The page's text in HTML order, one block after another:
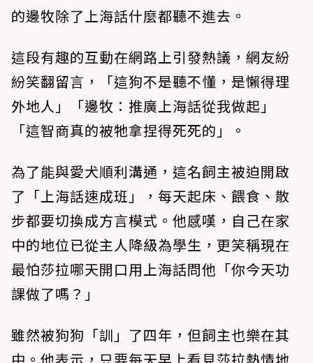
的邊牧除了上海話什麼都聽不進去。
這段有趣的互動在網路上引發熱議，網友紛
紛笑翻留言，「這狗不是聽不懂，是懶得理
外地人」「邊牧：推廣上海話從我做起」
「這智商真的被牠拿捏得死死的」。
為了能與愛犬順利溝通，這名飼主被迫開啟
了「上海話速成班」，每天起床、餵食、散
步都要切換成方言模式。他感嘆，自己在家
中的地位已從主人降級為學生，更笑稱現在
最怕莎拉哪天開口用上海話問他「你今天功
課做了嗎？」
雖然被狗狗「訓」了四年，但飼主也樂在其